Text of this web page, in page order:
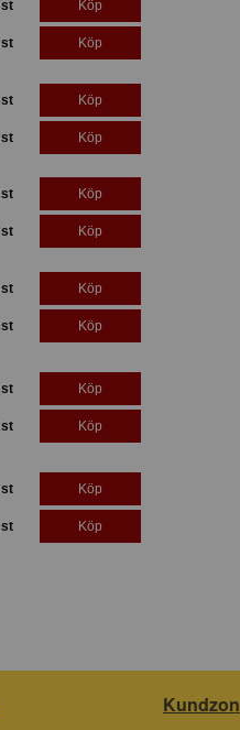
st Köp
st Köp
Köp
Köp
st Köp
st Köp
Köp
Köp
Köp
Köp
Köp
Köp
Kundzon